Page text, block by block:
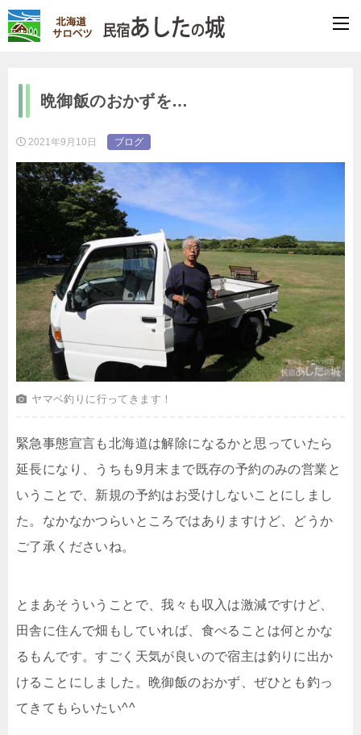
晩御飯のおかずを…
2021年9月10日 ブログ
ヤマベ釣りに行ってきます！
緊急事態宣言も北海道は解除になるかと思っていたら
延長になり、うちも9月末まで既存の予約のみの営業と
いうことで、新規の予約はお受けしないことにしまし
た。なかなかつらいところではありますけど、どうか
ご了承くださいね。
とまあそういうことで、我々も収入は激減ですけど、
田舎に住んで畑もしていれば、食べることは何とかな
るもんです。すごく天気が良いので宿主は釣りに出か
けることにしました。晩御飯のおかず、ぜひとも釣っ
てきてもらいたい^^